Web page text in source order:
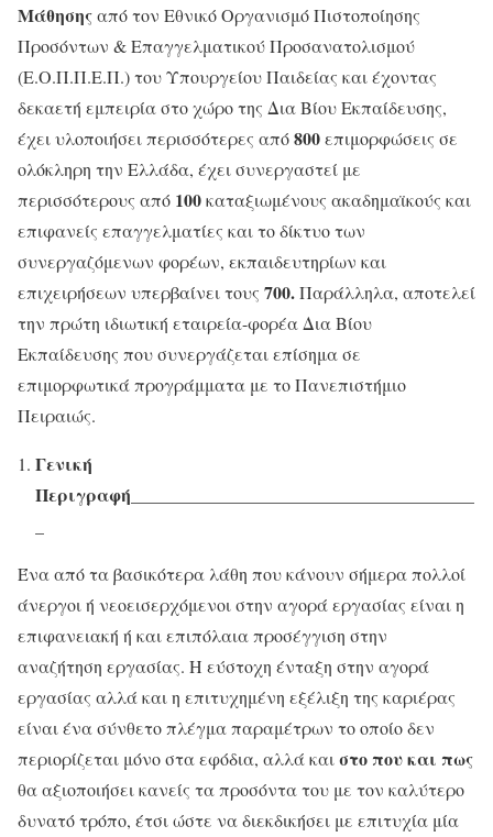
Μάθησηςαπό τον Εθνικό Οργανισμό Πιστοποίησης
Προσόντων & Επαγγελματικού Προσανατολισμού
(Ε.Ο.Π.Π.Ε.Π.) του Υπουργείου Παιδείας και έχοντας
δεκαετή εμπειρία στο χώρο της Δια Βίου Εκπαίδευσης,
έχει υλοποιήσει περισσότερες από800επιμορφώσεις σε
ολόκληρη την Ελλάδα, έχει συνεργαστεί με
περισσότερους από 100καταξιωμένους ακαδημαϊκούς και
επιφανείς επαγγελματίες και το δίκτυο των
συνεργαζόμενων φορέων, εκπαιδευτηρίων και
επιχειρήσεων υπερβαίνει τους 700.Παράλληλα, αποτελεί
την πρώτη ιδιωτική εταιρεία-φορέα Δια Βίου
Εκπαίδευσης που συνεργάζεται επίσημα σε
επιμορφωτικά προγράμματα με το Πανεπιστήμιο
Πειραιώς.
Γενική
Περιγραφή
Ένα από τα βασικότερα λάθη που κάνουν σήμερα πολλοί
άνεργοι ή νεοεισερχόμενοι στην αγορά εργασίας είναι η
επιφανειακή ή και επιπόλαια προσέγγιση στην
αναζήτηση εργασίας. Η εύστοχη ένταξη στην αγορά
εργασίας αλλά και η επιτυχημένη εξέλιξη της καριέρας
είναι ένα σύνθετο πλέγμα παραμέτρων το οποίο δεν
περιορίζεται μόνο στα εφόδια, αλλά καιστο που και πως
θα αξιοποιήσει κανείς τα προσόντα του με τον καλύτερο
δυνατό τρόπο, έτσι ώστε να διεκδικήσει με επιτυχία μία